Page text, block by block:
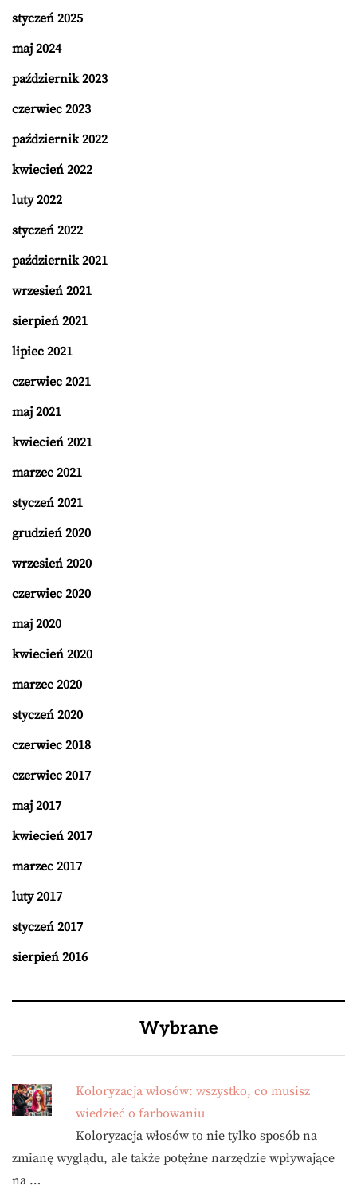
styczeń 2025
maj 2024
październik 2023
czerwiec 2023
październik 2022
kwiecień 2022
luty 2022
styczeń 2022
październik 2021
wrzesień 2021
sierpień 2021
lipiec 2021
czerwiec 2021
maj 2021
kwiecień 2021
marzec 2021
styczeń 2021
grudzień 2020
wrzesień 2020
czerwiec 2020
maj 2020
kwiecień 2020
marzec 2020
styczeń 2020
czerwiec 2018
czerwiec 2017
maj 2017
kwiecień 2017
marzec 2017
luty 2017
styczeń 2017
sierpień 2016
Wybrane
Koloryzacja włosów: wszystko, co musisz
wiedzieć o farbowaniu
Koloryzacja włosów to nie tylko sposób na
zmianę wyglądu, ale także potężne narzędzie wpływające
na …